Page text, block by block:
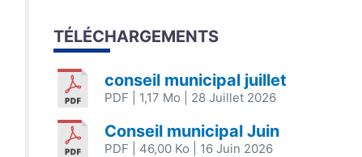
TÉLÉCHARGEMENTS
conseil municipal juillet
PDF | 1,17 Mo | 28 Juillet 2026
Conseil municipal Juin
PDF | 46,00 Ko | 16 Juin 2026